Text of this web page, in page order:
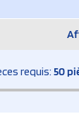
requis: 50